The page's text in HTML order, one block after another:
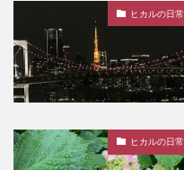
ヒカルの日常
ヒカルの日常